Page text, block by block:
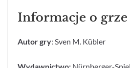
Informacje o grze
Autor gry: Sven M. Kübler